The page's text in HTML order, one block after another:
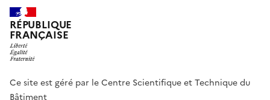
RÉPUBLIQUE
FRANÇAISE
Ce site est géré par le Centre Scientifique et Technique du
Bâtiment